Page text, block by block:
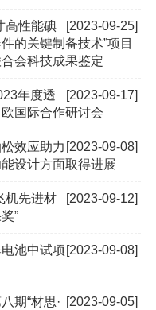
[2023-09-25]
高性能碘
的关键制备技术”项目
会科技成果鉴定
[2023-09-17]
年度透
国际合作研讨会
[2023-09-08]
效应助力
设计方面取得进展
[2023-09-12]
机先进材
”
[2023-09-08]
池中试项
[2023-09-05]
期“材思·